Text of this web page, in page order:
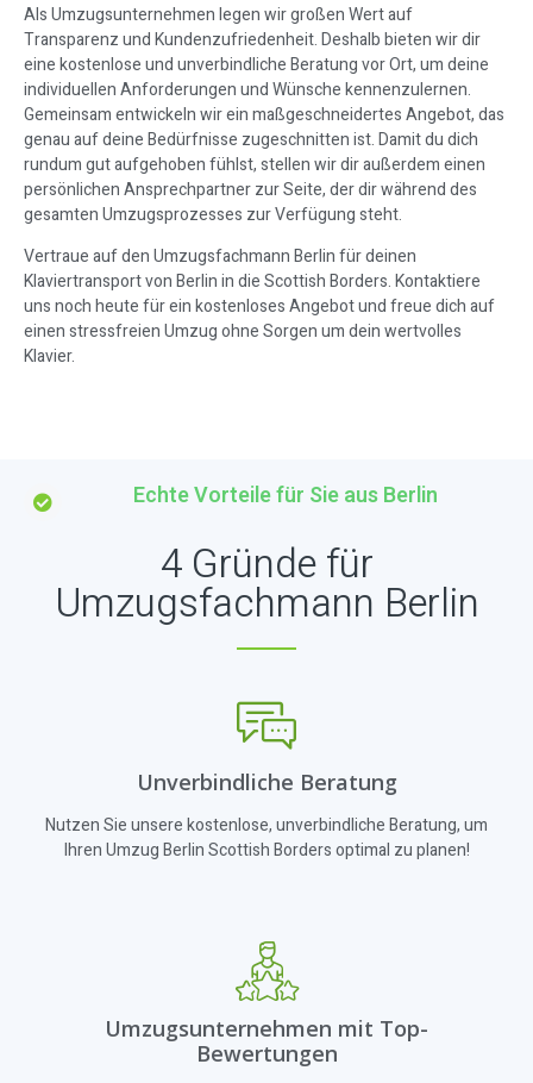
Als Umzugsunternehmen legen wir großen Wert auf
Transparenz und Kundenzufriedenheit. Deshalb bieten wir dir
eine kostenlose und unverbindliche Beratung vor Ort, um deine
individuellen Anforderungen und Wünsche kennenzulernen.
Gemeinsam entwickeln wir ein maßgeschneidertes Angebot, das
genau auf deine Bedürfnisse zugeschnitten ist. Damit du dich
rundum gut aufgehoben fühlst, stellen wir dir außerdem einen
persönlichen Ansprechpartner zur Seite, der dir während des
gesamten Umzugsprozesses zur Verfügung steht.
Vertraue auf den Umzugsfachmann Berlin für deinen
Klaviertransport von Berlin in die Scottish Borders. Kontaktiere
uns noch heute für ein kostenloses Angebot und freue dich auf
einen stressfreien Umzug ohne Sorgen um dein wertvolles
Klavier.
Echte Vorteile für Sie aus Berlin
4 Gründe für
Umzugsfachmann Berlin
Unverbindliche Beratung
Nutzen Sie unsere kostenlose, unverbindliche Beratung, um
Ihren Umzug Berlin Scottish Borders optimal zu planen!
Umzugsunternehmen mit Top-
Bewertungen